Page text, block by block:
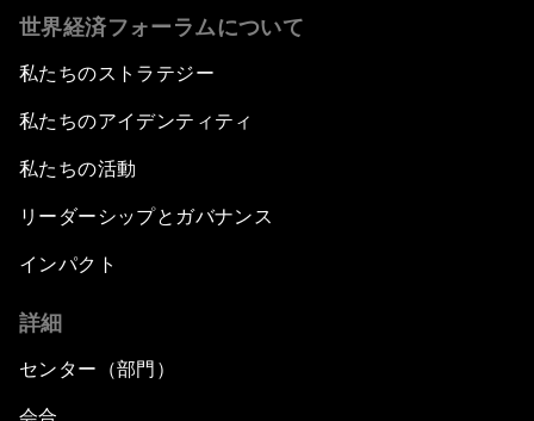
世界経済フォーラムについて
私たちのストラテジー
私たちのアイデンティティ
私たちの活動
リーダーシップとガバナンス
インパクト
詳細
センター（部門）